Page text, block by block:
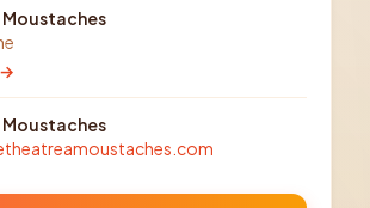
Moustaches
Moustaches